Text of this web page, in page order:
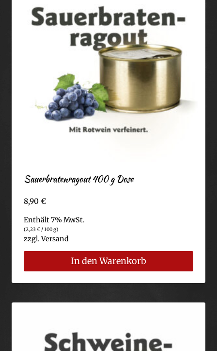
Sauerbratenragout 400 g Dose
8,90 €
Enthält 7% MwSt.
(2,23 € / 100 g)
zzgl.Versand
In den Warenkorb